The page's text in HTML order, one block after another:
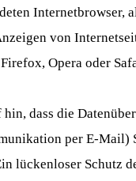
Internetbrowser,
von
Opera oder
dass die
per E-Mail)
lückenloser Schutz